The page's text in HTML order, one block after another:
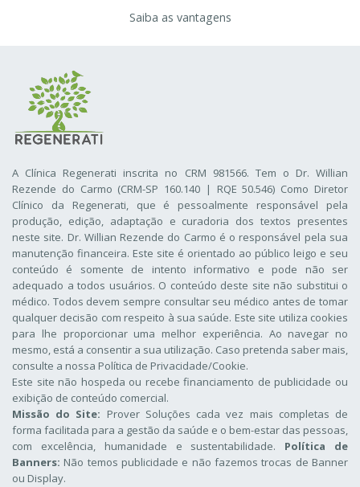
Saiba as vantagens
A Clínica Regenerati inscrita no CRM 981566. Tem o Dr. Willian
Rezende do Carmo (CRM-SP 160.140 | RQE 50.546) Como Diretor
Clínico da Regenerati, que é pessoalmente responsável pela
produção, edição, adaptação e curadoria dos textos presentes
neste site. Dr. Willian Rezende do Carmo é o responsável pela sua
manutenção financeira. Este site é orientado ao público leigo e seu
conteúdo é somente de intento informativo e pode não ser
adequado a todos usuários. O conteúdo deste site não substitui o
médico. Todos devem sempre consultar seu médico antes de tomar
qualquer decisão com respeito à sua saúde. Este site utiliza cookies
para lhe proporcionar uma melhor experiência. Ao navegar no
mesmo, está a consentir a sua utilização. Caso pretenda saber mais,
consulte a nossa Política de Privacidade/Cookie.
Este site não hospeda ou recebe financiamento de publicidade ou
exibição de conteúdo comercial.
Missão do Site: Prover Soluções cada vez mais completas de
forma facilitada para a gestão da saúde e o bem-estar das pessoas,
com excelência, humanidade e sustentabilidade. Política de
Banners: Não temos publicidade e não fazemos trocas de Banner
ou Display.